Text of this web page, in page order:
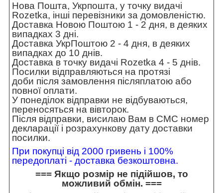
Нова Пошта, Укрпошта, у точку видачі
Rozetka, інші перевізники за домовленістю.
Доставка Новою Поштою 1 - 2 дня, в деяких
випадках 3 дні.
Доставка УкрПоштою 2 - 4 дня, в деяких
випадках до 10 днів.
Доставка в точку видачі Rozetka 4 - 5 днів.
Посилки відправляються на протязі
доби після замовлення післяплатою або
повної оплати.
У понеділок відправки не відбуваються,
переносяться на вівторок.
Після відправки, висилаю Вам в СМС номер
декларації і розрахункову дату доставки
посилки.
При покупці від 2000 гривень і 100%
передоплаті - доставка безкоштовна.
=== Якщо розмір не підійшов, то
можливий обмін. ===